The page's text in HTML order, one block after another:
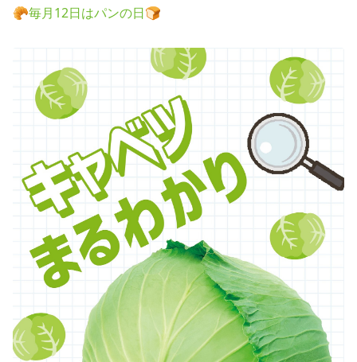
🥐毎月12日はパンの日🍞